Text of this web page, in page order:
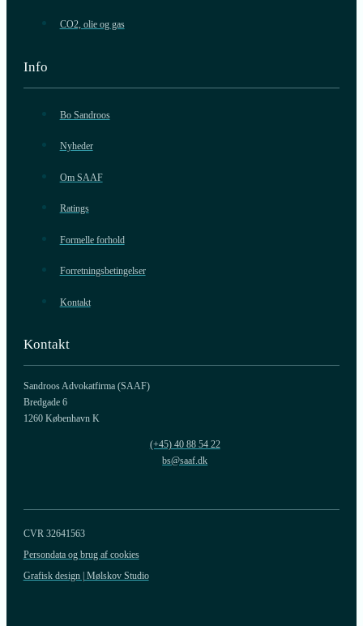
CO2, olie og gas
Info
Bo Sandroos
Nyheder
Om SAAF
Ratings
Formelle forhold
Forretningsbetingelser
Kontakt
Kontakt
Sandroos Advokatfirma (SAAF)
Bredgade 6
1260 København K
(+45) 40 88 54 22
bs@saaf.dk
CVR 32641563
Persondata og brug af cookies
Grafisk design | Mølskov Studio